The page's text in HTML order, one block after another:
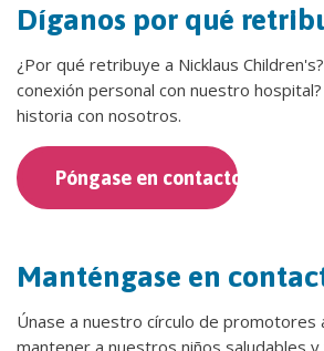
Díganos por qué
¿Por qué retribuye a Nicklaus
conexión personal con nuestro
historia con nosotros.
Póngase en contacto
Manténgase en
Únase a nuestro círculo de promotores
mantener a nuestros niños saludables